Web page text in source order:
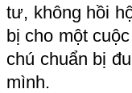
tư, không hồi
bị cho một
chú chuẩn bị
mình.